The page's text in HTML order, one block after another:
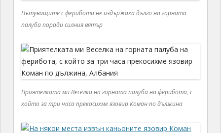
Пътуващите с ферибота не издържаха дълго на горната
палуба поради силния вятър
Приятелката ми Веселка на горната палуба на ферибота, с
който за три часа прекосихме язовир Коман по дължина